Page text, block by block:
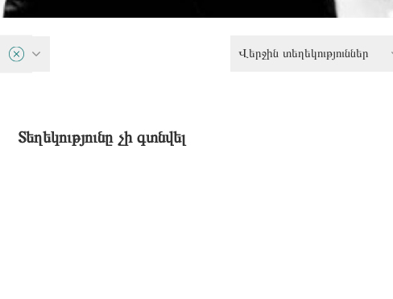
Սահմանափակ հնարավորություններ ունեցող անձանց իրավունքներ Վերջին տեղեկություններ
Տեղեկությունը չի գտնվել